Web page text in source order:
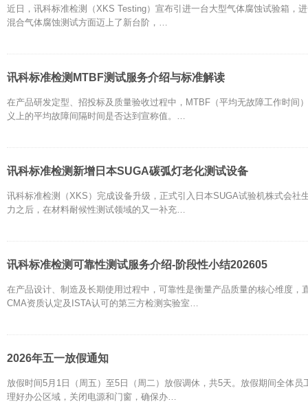
近日，讯科标准检测（XKS Testing）宣布引进一台大型气体腐蚀试验箱，
混合气体腐蚀测试方面迈上了新台阶，…
讯科标准检测MTBF测试服务介绍与标准解读
在产品研发定型、招投标及质量验收过程中，MTBF（平均无故障工作时
义上的平均故障间隔时间是否达到宣称值。…
讯科标准检测新增日本SUGA碳弧灯老化测试设备
讯科标准检测（XKS）完成设备升级，正式引入日本SUGA试验机株式会
力之后，在材料耐候性测试领域的又一补充…
讯科标准检测可靠性测试服务介绍-阶段性小结202605
在产品设计、制造及长期使用过程中，可靠性是衡量产品质量的核心维度
CMA资质认定及ISTA认可的第三方检测实验室…
2026年五一放假通知
放假时间5月1日（周五）至5日（周二）放假调休，共5天。放假期间全体
理好办公区域，关闭电源和门窗，确保办…